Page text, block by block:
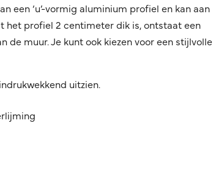
een ‘u’-vormig aluminium profiel en kan aan
het profiel 2 centimeter dik is, ontstaat een
de muur. Je kunt ook kiezen voor een stijlvolle
uitzien.